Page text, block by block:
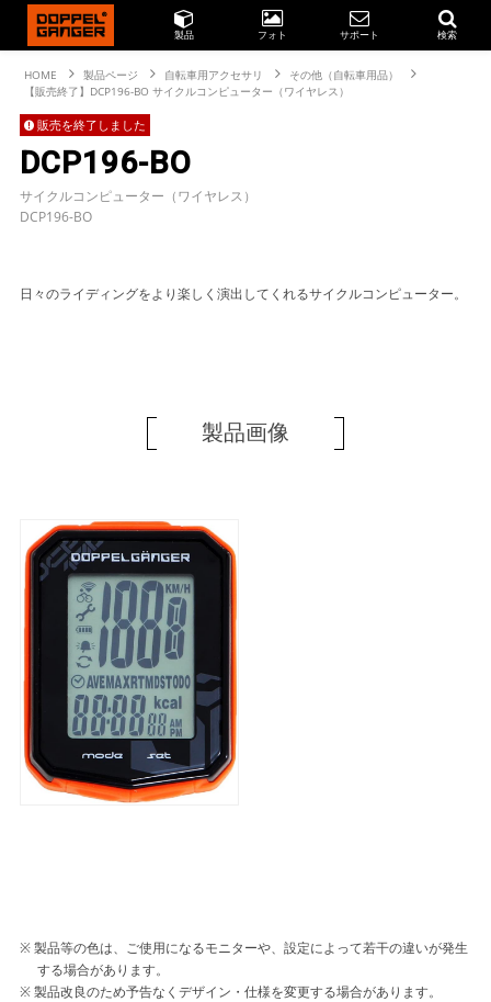
製品 フォト サポート 検索
HOME 製品ページ 自転車用アクセサリ
その他（自転車用品）
【販売終了】DCP196-BO サイクルコンピューター（ワイヤレス）
販売を終了しました
DCP196-BO
サイクルコンピューター（ワイヤレス）
DCP196-BO
日々のライディングをより楽しく演出してくれるサイクルコンピューター。
製品画像
製品等の色は、ご使用になるモニターや、設定によって若干の違いが発生
する場合があります。
製品改良のため予告なくデザイン・仕様を変更する場合があります。